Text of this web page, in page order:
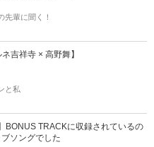
先輩に聞く！
ネ吉祥寺 × 高野舞】
と私
BONUS TRACKに収録されているの
ソングでした